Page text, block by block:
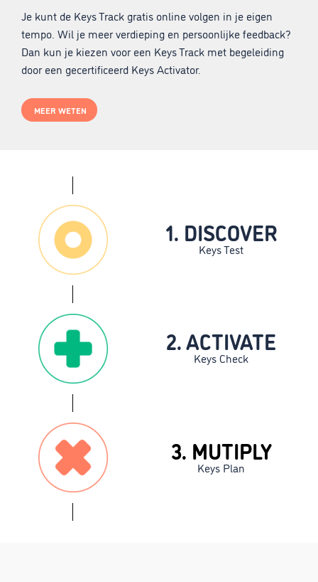
Je kunt de Keys Track gratis online volgen in je eigen
tempo. Wil je meer verdieping en persoonlijke feedback?
Dan kun je kiezen voor een Keys Track met begeleiding
door een gecertificeerd Keys Activator.
MEER WETEN
1. DISCOVER
Keys Test
2. ACTIVATE
Keys Check
3. MUTIPLY
Keys Plan